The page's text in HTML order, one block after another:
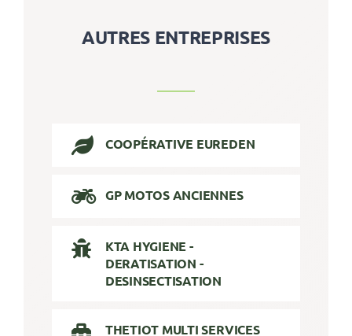
AUTRES ENTREPRISES
COOPÉRATIVE EUREDEN
GP MOTOS ANCIENNES
KTA HYGIENE -
DERATISATION -
DESINSECTISATION
THETIOT MULTI SERVICES